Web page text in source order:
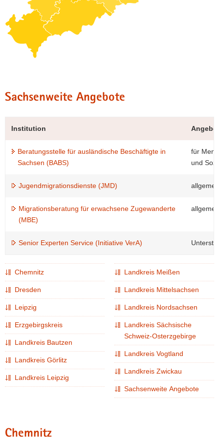
Sachsenweite Angebote
Institution
Beratungsstelle für ausländische Beschäftigte in
Sachsen (BABS)
für
und
Jugendmigrationsdienste (JMD)
Migrationsberatung für erwachsene Zugewanderte
(MBE)
Senior Experten Service (Initiative VerA)
Chemnitz
Dresden
Leipzig
Erzgebirgskreis
Landkreis Bautzen
Landkreis Görlitz
Landkreis Leipzig
Landkreis Meißen
Landkreis Mittelsachsen
Landkreis Nordsachsen
Landkreis Sächsische
Schweiz-Osterzgebirge
Landkreis Vogtland
Landkreis Zwickau
Sachsenweite Angebote
Chemnitz